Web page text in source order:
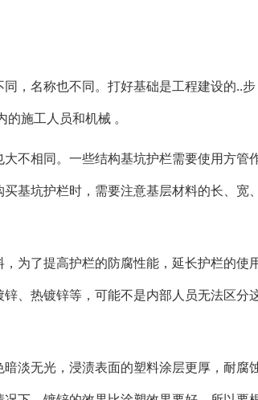
，名称也不同。打好基础是工程建设的..
施工人员和机械 。
不相同。一些结构基坑护栏需要使用方管
基坑护栏时，需要注意基层材料的长、宽
为了提高护栏的防腐性能，延长护栏的使
、热镀锌等，可能不是内部人员无法区分
淡无光，浸渍表面的塑料涂层更厚，耐腐